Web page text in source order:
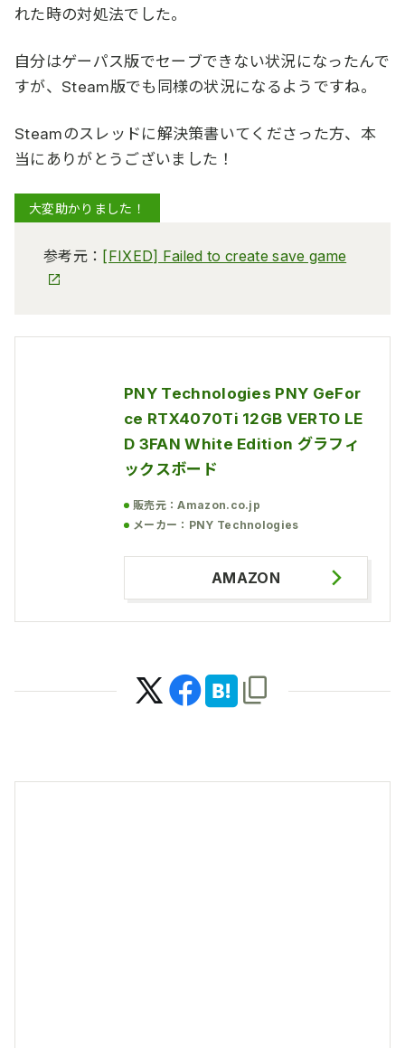
れた時の対処法でした。
自分はゲーパス版でセーブできない状況になったんで
すが、Steam版でも同様の状況になるようですね。
Steamのスレッドに解決策書いてくださった方、本
当にありがとうございました！
大変助かりました！
参考元： [FIXED] Failed to create save game
PNY Technologies PNY GeFor
ce RTX4070Ti 12GB VERTO LE
D 3FAN White Edition グラフィ
ックスボード
販売元：Amazon.co.jp
メーカー：PNY Technologies
AMAZON